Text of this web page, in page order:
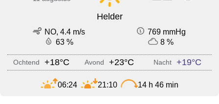
Helder
NO, 4.4 m/s
769 mmHg
63 %
8 %
Ochtend +18°C Avond +23°C Nacht +19°C
06:24 21:10 14 h 46 min